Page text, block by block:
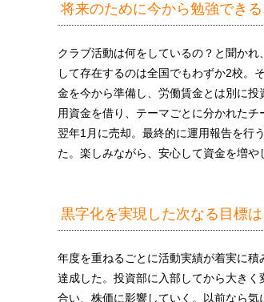
将来のために今から勉強できる
クラブ活動は何をしているの？と聞か
して存在するのは全国でもわずか2校。
金を今から準備し、労働賃金とは別に
用資金を借り、テーマごとに分かれた
翌年1月に売却。最終的に運用報告を行
た。楽しみながら、安心して資金を増
黒字化を実現した次なる目標
年度を重ねるごとに活動実績が着実に
達成した。投資部に入部してから大き
合い、株価に影響していく。以前なら